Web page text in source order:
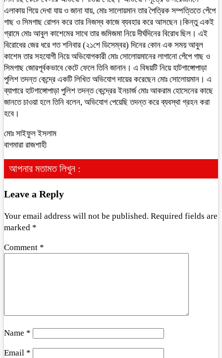
এলাকায় গিয়ে দেখা যায় ও জানা যায়, মোঃ সালোয়মান তার পৈত্রিক সম্পত্তিতে পেঁপে
গাছ ও সিমগাছ রোপন করে তার নিজস্ব কাজে ব্যবহার করে আসছেন।কিন্তু একই
গ্রামে মোঃ আবুল কাশেমের সাথে তার জমিজমা নিয়ে দীর্ঘদিনের বিরোধ ছিল। এই
বিরোধের জের ধরে গত শনিবার (২১শে ডিসেম্বর) দিনের কোন এক সময় আবুল
কাশেম তার সহযোগী নিয়ে অভিযোগকারী মোঃ সোলোয়মানের লাগানো পেঁপে গাছ ও
সিমগাছ জোরপূর্বকভাবে কেটে ফেলে তিনি জানান। এ বিষয়টি নিয়ে হাটগাঙ্গোপাড়া
পুলিশ তদন্ত কেন্দ্রে একটি লিখিত অভিযোগ দায়ের করেছেন মোঃ সোলোয়মান। এ
ব্যাপারে হাটগাঙ্গোপাড়া পুলিশ তদন্ত কেন্দ্রের ইনচার্জ মোঃ আকরাম হোসেনের কাছে
জানতে চাওয়া হলে তিনি বলেন, অভিযোগ পেয়েছি তদন্ত করে ব্যবস্থা গ্রহন করা
হবে।
মোঃ সাইফুল ইসলাম
বাগমারা রাজশাহী
আপনার মতামত লিখুন :
Leave a Reply
Your email address will not be published. Required fields are
marked *
Comment *
Name *
Email *